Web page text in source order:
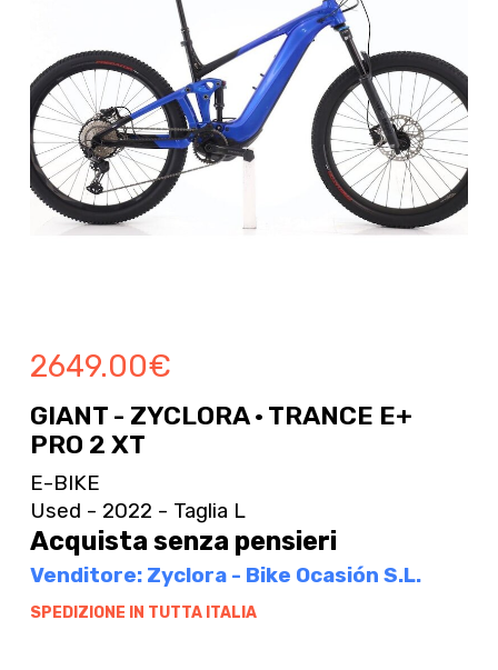
2649.00€
GIANT - ZYCLORA · TRANCE E+
PRO 2 XT
E-BIKE
Used - 2022 - Taglia L
Acquista senza pensieri
Venditore: Zyclora - Bike Ocasión S.L.
SPEDIZIONE IN TUTTA ITALIA